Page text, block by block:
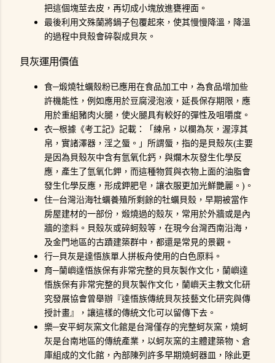
把這個塊莖去皮，再切成小塊放進甕裡面。
最後利用文殊蘭將鍋子包覆起來，使其慢慢降溫，降溫
的過程中貝殼會碎裂成貝灰。
貝灰運用價值
食─煅燒牡蠣殼粉已應用在食品加工中，為食品增加些
許機能性，例如應用於豆腐浸泡液，延長保存期限，應
用於重組豬肉火腿，使火腿具有較好的彈性及咀嚼度。
衣─根據《考工記》記載：「練帛，以欄為灰，渥淳其
帛，實諸澤器，淫之蜃。」所謂蜃，指的是貝殼灰(主要
是因為貝殼灰中含有氫氧化鈣，與爛木灰發生化學反
應，產生了氫氧化鉀，而這種物質與衣物上面的油脂會
發生化學反應，形成鉀肥皂，讓衣服更加光鮮艷麗。)。
住─台灣沿海牡蠣養殖所剩餘的牡蠣貝殼，早期被當作
房屋建材的一部份，煅燒過的殼灰，常用於外牆或是內
牆的塗料。貝殼灰或碎蚵殼等，在現今台灣西南沿海，
及金門地區的古蹟建築群中，都還是常見的景觀。
行─貝灰是達悟族單人拼板舟使用的白色原料。
育─蘭嶼達悟族保有非常完整的貝灰製作文化，蘭嶼達
悟族保有非常完整的貝灰製作文化，蘭嶼天主教文化研
究發展協會曾舉辦『達悟族傳統貝灰技藝文化研究與傳
授計畫』，讓這樣的傳統文化可以留傳下去。
樂─安平蚵灰窯文化館是台灣僅存的完整蚵灰窯，燒蚵
灰是台南地區的傳統產業，以蚵灰窯的主體建築物、倉
庫組成的文化館，內部陳列許多早期燒蚵器皿，除此更